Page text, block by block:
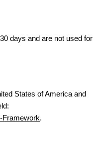
days and are not used for
States of America and
Framework.